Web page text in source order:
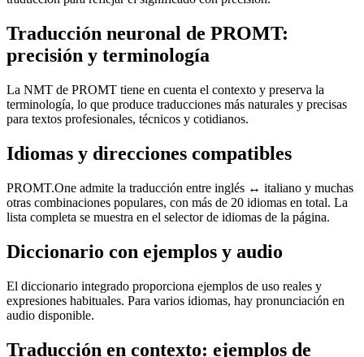
Traducción neuronal de PROMT:
precisión y terminología
La NMT de PROMT tiene en cuenta el contexto y preserva la
terminología, lo que produce traducciones más naturales y precisas
para textos profesionales, técnicos y cotidianos.
Idiomas y direcciones compatibles
PROMT.One admite la traducción entre inglés ↔ italiano y muchas
otras combinaciones populares, con más de 20 idiomas en total. La
lista completa se muestra en el selector de idiomas de la página.
Diccionario con ejemplos y audio
El diccionario integrado proporciona ejemplos de uso reales y
expresiones habituales. Para varios idiomas, hay pronunciación en
audio disponible.
Traducción en contexto: ejemplos de